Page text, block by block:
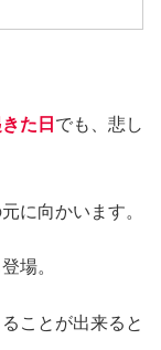
た日 でも、悲し
に向かいます。
場。
ことが出来ると